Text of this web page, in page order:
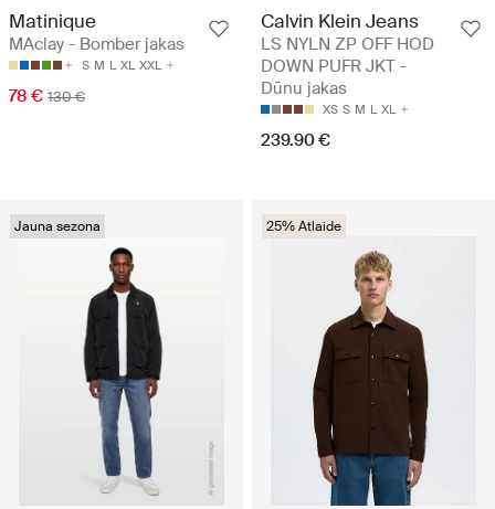
Matinique
MAclay - Bomber jakas
S M L XL XXL
78 € 130 €
Calvin Klein Jeans
LS NYLN ZP OFF HOD
DOWN PUFR JKT -
Dūnu jakas
XS S M L XL
239.90 €
Jauna sezona 25% Atlaide